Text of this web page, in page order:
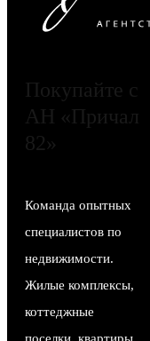
Покупайте с
АН «Причал
82»
Команда опытных
специалистов по
недвижимости.
Жилые комплексы,
коттеджные